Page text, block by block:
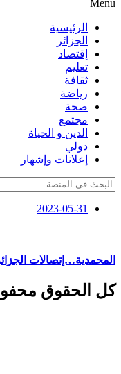
Menu
الرئيسية
الجزائر
إقتصاد
تعليم
ثقافة
رياضة
صحة
مجتمع
الدين و الحياة
دولي
إعلانات وإشهار
2023-05-31
المحمدية…إتصالات
كل الحقوق محفوظة